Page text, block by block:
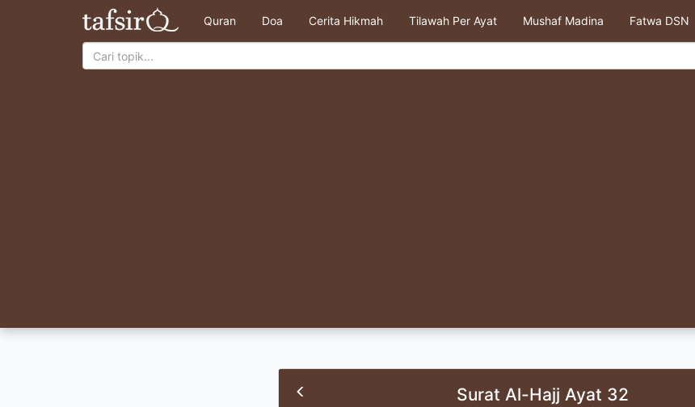
Quran Doa Cerita Hikmah Tilawah Per Ayat Mushaf Madina Fatwa DSN
Surat Al-Hajj Ayat 32